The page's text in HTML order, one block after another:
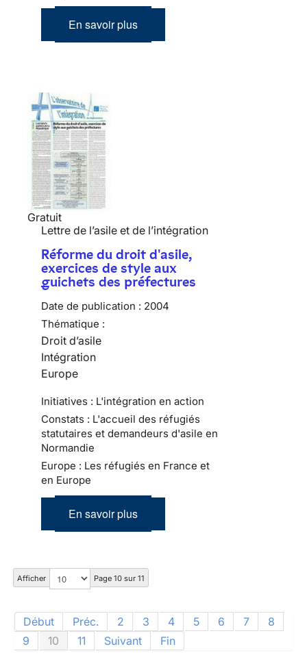
En savoir plus
Gratuit
Lettre de l’asile et de l’intégration
Réforme du droit d'asile,
exercices de style aux
guichets des préfectures
Date de publication : 2004
Thématique :
Droit d’asile
Intégration
Europe
Initiatives : L'intégration en action
Constats : L'accueil des réfugiés
statutaires et demandeurs d'asile en
Normandie
Europe : Les réfugiés en France et
en Europe
En savoir plus
Afficher Page 10 sur 11
Début Préc. 2 3 4 5 6 7
8
9
10 11 Suivant Fin